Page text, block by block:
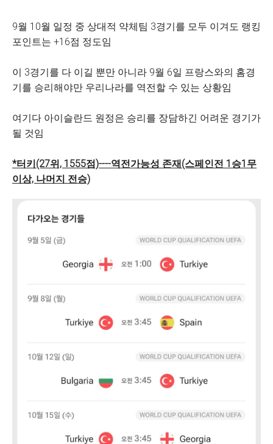
9월 10월 일정 중 상대적 약체팀 3경기를 모두 이겨도 랭킹
포인트는 +16점 정도임
이 3경기를 다 이길 뿐만 아니라 9월 6일 프랑스와의 홈경
기를 승리해야만 우리나라를 역전할 수 있는 상황임
여기다 아이슬란드 원정은 승리를 장담하긴 어려운 경기가
될 것임
*터키(27위, 1555점)----역전가능성 존재(스페인전 1승1무
이상, 나머지 전승)